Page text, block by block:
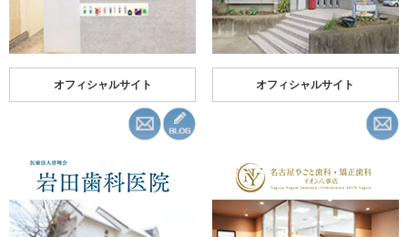
オフィシャルサイト オフィシャルサイト